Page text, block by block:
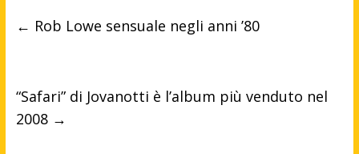
← Rob Lowe sensuale negli anni ’80
“Safari” di Jovanotti è l’album più venduto nel
2008 →